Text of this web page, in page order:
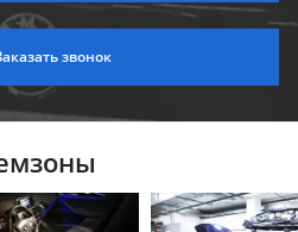
звонок